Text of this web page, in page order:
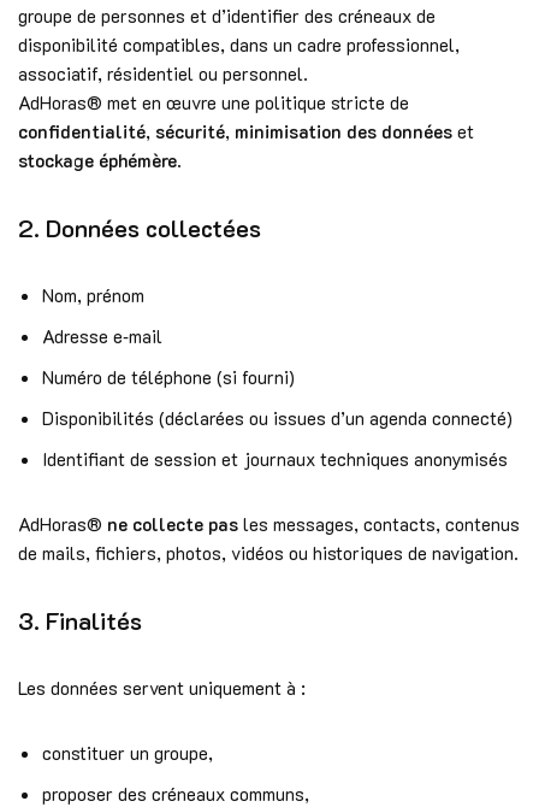
groupe de personnes et d’identifier des créneaux de
disponibilité compatibles, dans un cadre professionnel,
associatif, résidentiel ou personnel.
AdHoras® met en œuvre une politique stricte de
confidentialité, sécurité, minimisation des données et
stockage éphémère.
2. Données collectées
Nom, prénom
Adresse e‑mail
Numéro de téléphone (si fourni)
Disponibilités (déclarées ou issues d’un agenda connecté)
Identifiant de session et journaux techniques anonymisés
AdHoras® ne collecte pas les messages, contacts, contenus
de mails, fichiers, photos, vidéos ou historiques de navigation.
3. Finalités
Les données servent uniquement à :
constituer un groupe,
proposer des créneaux communs,